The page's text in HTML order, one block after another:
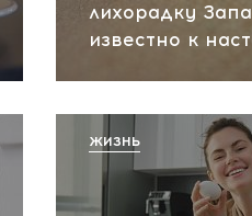
лихорадку
известно к
ЖИЗНЬ